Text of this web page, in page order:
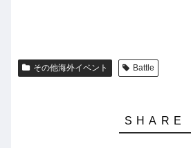
その他海外イベント Battle